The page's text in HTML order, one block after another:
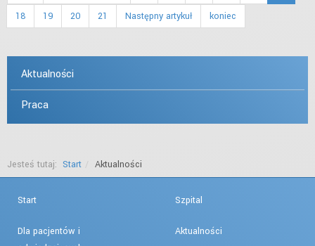
18
19 20 21 Następny artykuł koniec
Aktualności
Praca
Jesteś tutaj: Start Aktualności
Start
Dla pacjentów i
Szpital
Aktualności